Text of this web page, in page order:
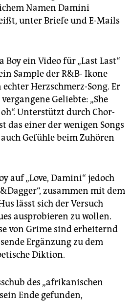
Namen Damini
unter Briefe und E-Mails
ein Video für „Last Last“
Sample der R&B- Ikone
Herzschmerz-Song. Er
Geliebte: „She
Unterstützt durch Chor-
das einer der wenigen Songs
Gefühle beim Zuhören
auf „Love, Damini“ jedoch
zusammen mit dem
lässt sich der Versuch
ausprobieren zu wollen.
von Grime sind erheiternd
Ergänzung zu dem
Diktion.
des „afrikanischen
Ende gefunden,